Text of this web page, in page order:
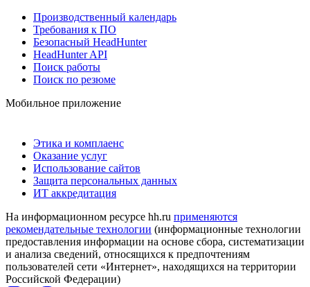
Производственный календарь
Требования к ПО
Безопасный HeadHunter
HeadHunter API
Поиск работы
Поиск по резюме
Мобильное приложение
Этика и комплаенс
Оказание услуг
Использование сайтов
Защита персональных данных
ИТ аккредитация
На информационном ресурсе hh.ru применяются
рекомендательные технологии (информационные технологии
предоставления информации на основе сбора, систематизации
и анализа сведений, относящихся к предпочтениям
пользователей сети «Интернет», находящихся на территории
Российской Федерации)